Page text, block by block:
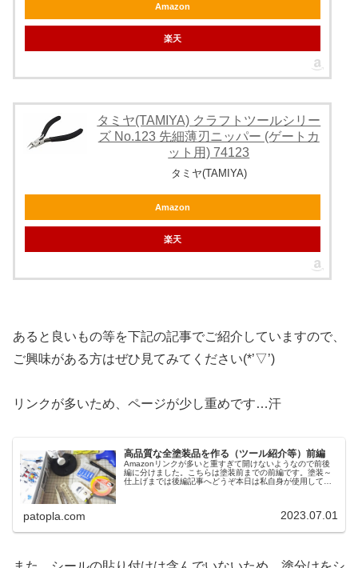
Amazon
楽天
タミヤ(TAMIYA) クラフトツールシリー
ズ No.123 先細薄刃ニッパー (ゲートカ
ット用) 74123
タミヤ(TAMIYA)
Amazon
楽天
あると良いもの等を下記の記事でご紹介していますので、
ご興味がある方はぜひ見てみてください(*’▽’)
リンクが多いため、ページが少し重めです…汗
高品質な全塗装品を作る（ツール紹介等）前編
Amazonリンクが多いと重すぎて開けないようなので前後
編に分けました。こちらは塗装前までの前編です。塗装～
仕上げまでは後編記事へどうぞ本日は私自身が使用してい
patopla.com 2023.07.01